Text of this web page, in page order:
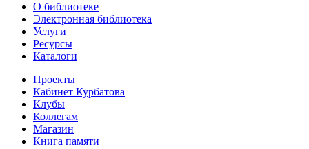
О библиотеке
Электронная библиотека
Услуги
Ресурсы
Каталоги
Проекты
Кабинет Курбатова
Клубы
Коллегам
Магазин
Книга памяти